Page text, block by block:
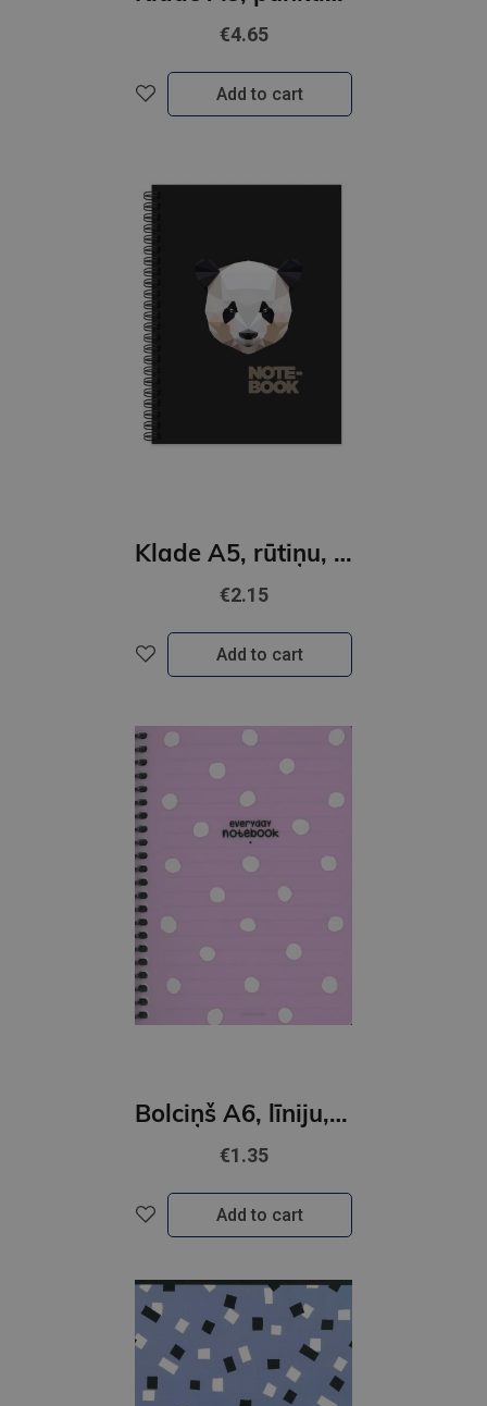
€4.65
Add to cart
Klade A5, rūtiņu, 80lpp ar spirali/Jungle
€2.15
Add to cart
Bolciņš A6, līniju, 80 lp, ar spirāli,vāks ar punktiem
€1.35
Add to cart